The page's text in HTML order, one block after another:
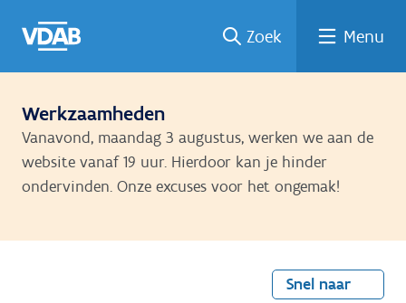
naar
d
een
een
job
mij?
naar
Zoek Menu
Werkzaamheden
Vanavond, maandag 3 augustus, werken we aan de
website vanaf 19 uur. Hierdoor kan je hinder
ondervinden. Onze excuses voor het ongemak!
Snel naar